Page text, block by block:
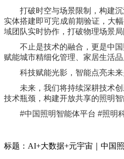
打破时空与场景限制，构建
实体搭建即可完成前期验证，大
域团队实时协作，打破物理场景
不止是技术的融合，更是中
赋能城市精细化管理、家居生活
科技赋能光影，智能点亮未
未来，我们将持续深耕技术
技术瓶颈，构建开放共享的照明
#中国照明智能体平台 #照明
标题：AI+大数据+元宇宙｜中国